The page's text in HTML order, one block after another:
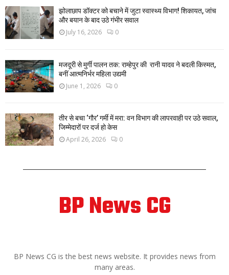
झोलाछाप डॉक्टर को बचाने में जुटा स्वास्थ्य विभाग! शिकायत, जांच
और बयान के बाद उठे गंभीर सवाल
July 16, 2026 0
मजदूरी से मुर्गी पालन तक: राम्हेपुर की रानी यादव ने बदली किस्मत,
बनीं आत्मनिर्भर महिला उद्यमी
June 1, 2026 0
तीर से बचा ‘गौर’ गर्मी में मरा: वन विभाग की लापरवाही पर उठे सवाल,
जिम्मेदारों पर दर्ज हो केस
April 26, 2026 0
BP News CG
BP News CG is the best news website. It provides news from
many areas.